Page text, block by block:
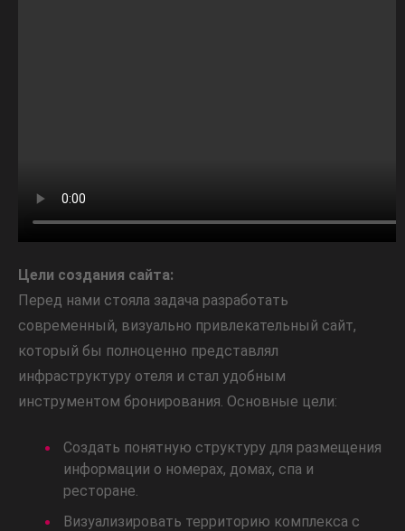
Цели создания сайта:
Перед нами стояла задача разработать
современный, визуально привлекательный сайт,
который бы полноценно представлял
инфраструктуру отеля и стал удобным
инструментом бронирования. Основные цели:
Создать понятную структуру для размещения
информации о номерах, домах, спа и
ресторане.
Визуализировать территорию комплекса с